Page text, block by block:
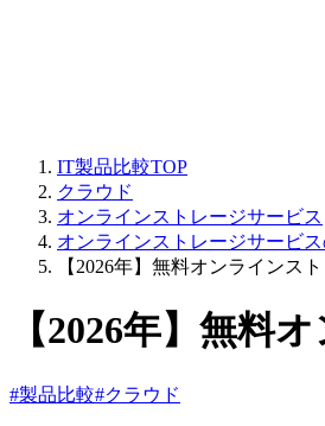
IT製品比較TOP
クラウド
オンラインストレージサービス
オンラインストレージサービ
【2026年】無料オンラインス
【2026年】無料
#製品比較#クラウド